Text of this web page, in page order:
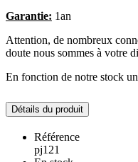
Garantie: 1an
Attention, de nombreux
doute nous sommes à votre
En fonction de notre stock
Détails du produit
Référence
pj121